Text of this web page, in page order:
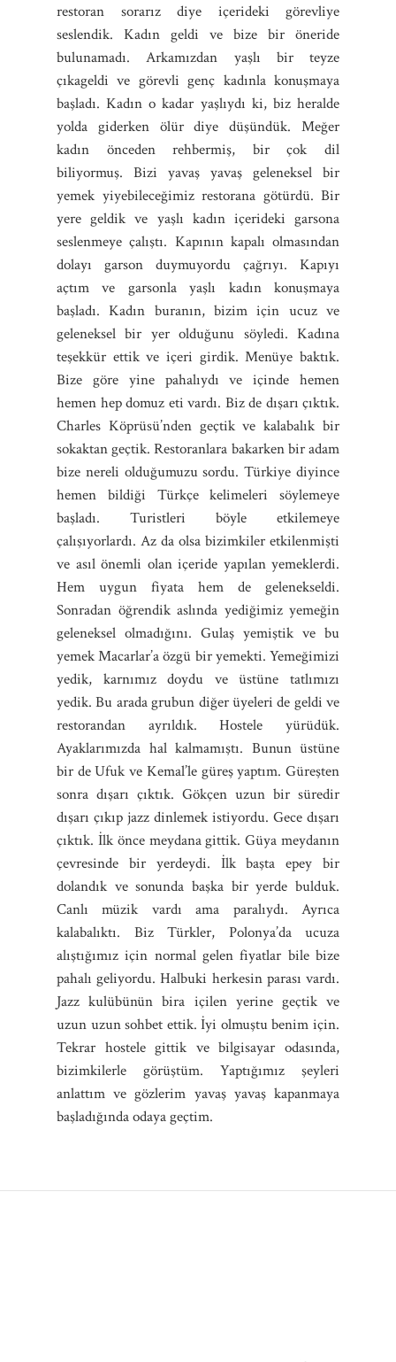
restoran sorarız diye içerideki görevliye
seslendik. Kadın geldi ve bize bir öneride
bulunamadı. Arkamızdan yaşlı bir teyze
çıkageldi ve görevli genç kadınla konuşmaya
başladı. Kadın o kadar yaşlıydı ki, biz heralde
yolda giderken ölür diye düşündük. Meğer
kadın önceden rehbermiş, bir çok dil
biliyormuş. Bizi yavaş yavaş geleneksel bir
yemek yiyebileceğimiz restorana götürdü. Bir
yere geldik ve yaşlı kadın içerideki garsona
seslenmeye çalıştı. Kapının kapalı olmasından
dolayı garson duymuyordu çağrıyı. Kapıyı
açtım ve garsonla yaşlı kadın konuşmaya
başladı. Kadın buranın, bizim için ucuz ve
geleneksel bir yer olduğunu söyledi. Kadına
teşekkür ettik ve içeri girdik. Menüye baktık.
Bize göre yine pahalıydı ve içinde hemen
hemen hep domuz eti vardı. Biz de dışarı çıktık.
Charles Köprüsü’nden geçtik ve kalabalık bir
sokaktan geçtik. Restoranlara bakarken bir adam
bize nereli olduğumuzu sordu. Türkiye diyince
hemen bildiği Türkçe kelimeleri söylemeye
başladı. Turistleri böyle etkilemeye
çalışıyorlardı. Az da olsa bizimkiler etkilenmişti
ve asıl önemli olan içeride yapılan yemeklerdi.
Hem uygun fiyata hem de gelenekseldi.
Sonradan öğrendik aslında yediğimiz yemeğin
geleneksel olmadığını. Gulaş yemiştik ve bu
yemek Macarlar’a özgü bir yemekti. Yemeğimizi
yedik, karnımız doydu ve üstüne tatlımızı
yedik. Bu arada grubun diğer üyeleri de geldi ve
restorandan ayrıldık. Hostele yürüdük.
Ayaklarımızda hal kalmamıştı. Bunun üstüne
bir de Ufuk ve Kemal’le güreş yaptım. Güreşten
sonra dışarı çıktık. Gökçen uzun bir süredir
dışarı çıkıp jazz dinlemek istiyordu. Gece dışarı
çıktık. İlk önce meydana gittik. Güya meydanın
çevresinde bir yerdeydi. İlk başta epey bir
dolandık ve sonunda başka bir yerde bulduk.
Canlı müzik vardı ama paralıydı. Ayrıca
kalabalıktı. Biz Türkler, Polonya’da ucuza
alıştığımız için normal gelen fiyatlar bile bize
pahalı geliyordu. Halbuki herkesin parası vardı.
Jazz kulübünün bira içilen yerine geçtik ve
uzun uzun sohbet ettik. İyi olmuştu benim için.
Tekrar hostele gittik ve bilgisayar odasında,
bizimkilerle görüştüm. Yaptığımız şeyleri
anlattım ve gözlerim yavaş yavaş kapanmaya
başladığında odaya geçtim.